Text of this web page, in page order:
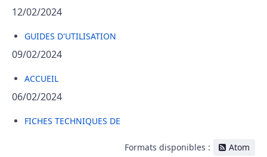
12/02/2024
GUIDES D'UTILISATION
09/02/2024
ACCUEIL
06/02/2024
FICHES TECHNIQUES DE
Formats disponibles : Atom